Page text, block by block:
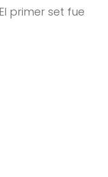
primer set fue